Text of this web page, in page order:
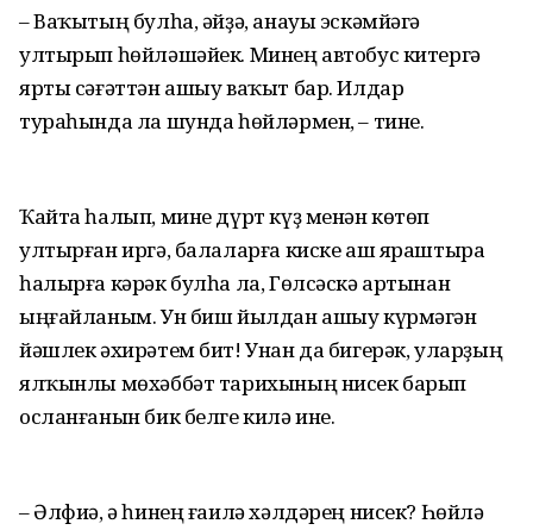
– Ваҡытың булһа, әйҙә, анауы эскәмйәгә
ултырып һөйләшәйек. Минең автобус китергә
ярты сәғәттән ашыу ваҡыт бар. Илдар
тураһында ла шунда һөйләрмен, – тине.
Ҡайта һалып, мине дүрт күҙ менән көтөп
ултырған иргә, балаларға киске аш яраштыра
һалырға кәрәк булһа ла, Гөлсәскә артынан
ыңғайланым. Ун биш йылдан ашыу күрмәгән
йәшлек әхирәтем бит! Унан да бигерәк, уларҙың
ялҡынлы мөхәббәт тарихының нисек барып
осланғанын бик белге килә ине.
– Әлфиә, ә һинең ғаилә хәлдәрең нисек? Һөйлә